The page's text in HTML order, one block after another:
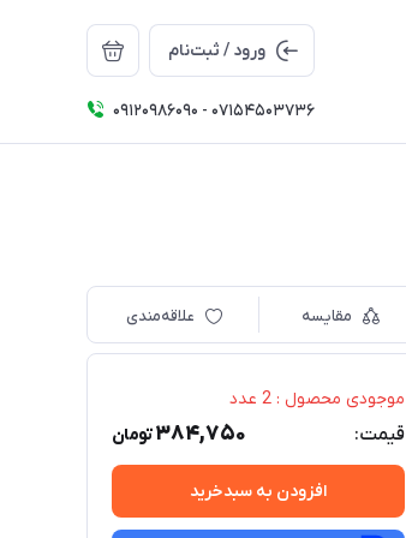
ورود / ثبت‌نام
09120986090 - 07154503736
مقایسه علاقه‌مندی
موجودی محصول : 2 عدد
قیمت: 384,750تومان
افزودن به سبدخرید